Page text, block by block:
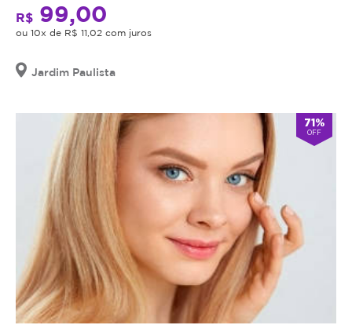
R$ 99,00
ou 10x de R$ 11,02 com juros
Jardim Paulista
71%
OFF